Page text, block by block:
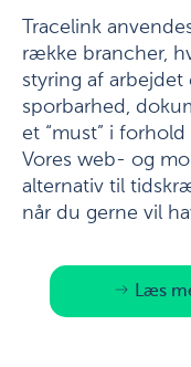
Tracelink
række brancher,
styring af arbejdet
sporbarhed,
et “must” i
Vores web- og
alternativ til
når du gerne vil
Læs